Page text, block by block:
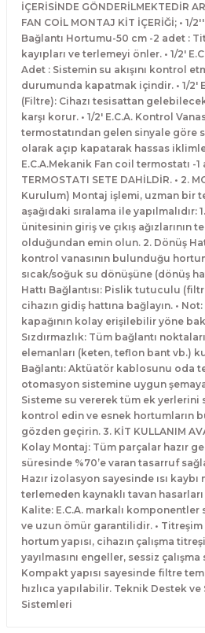
İÇERİSİNDE GÖNDERİLMEKTEDİR
FAN COİL MONTAJ KİT İÇERİĞİ; • 1/
Bağlantı Hortumu-50 cm -2 adet :
kayıpları ve terlemeyi önler. • 1/2'
Adet : Sistemin su akışını kontrol
durumunda kapatmak içindir. • 1/2'
(Filtre): Cihazı tesisattan
karşı korur. • 1/2' E.C.A. Kontrol
termostatından gelen sinyale göre
olarak açıp kapatarak hassas
E.C.A.Mekanik Fan coil termostatı -1
TERMOSTATI SETE DAHİLDİR. • 2.
Kurulum) Montaj işlemi, uzman bir
aşağıdaki sıralama ile yapılmalıdır:
ünitesinin giriş ve çıkış ağızlarının
olduğundan emin olun. 2. Dönüş
kontrol vanasının bulunduğu
sıcak/soğuk su dönüşüne (dönüş
Hattı Bağlantısı: Pislik tutuculu
cihazın gidiş hattına bağlayın. •
kapağının kolay erişilebilir yöne
Sızdırmazlık: Tüm bağlantı
elemanları (keten, teflon bant vb.)
Bağlantı: Aktüatör kablosunu oda
otomasyon sistemine uygun
Sisteme su vererek tüm ek yerlerini
kontrol edin ve esnek hortumların
gözden geçirin. 3. KİT KULLANIM
Kolay Montaj: Tüm parçalar hazır
süresinde %70’e varan tasarruf
Hazır izolasyon sayesinde ısı
terlemeden kaynaklı tavan
Kalite: E.C.A. markalı komponentler
ve uzun ömür garantilidir. • Titreşim
hortum yapısı, cihazın çalışma
yayılmasını engeller, sessiz çalışma
Kompakt yapısı sayesinde filtre
hızlıca yapılabilir. Teknik Destek
Sistemleri